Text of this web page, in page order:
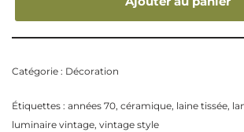
Catégorie : Décoration
Étiquettes : années 70, céramique, laine tissée,
luminaire vintage, vintage style